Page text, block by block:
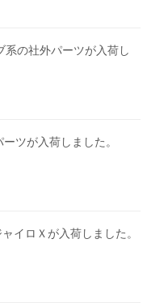
系の社外パーツが入荷し
ツが入荷しました。
イロＸが入荷しました。